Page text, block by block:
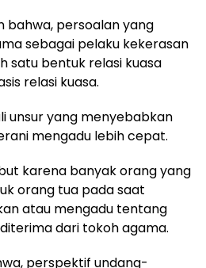
bahwa, persoalan yang
sebagai pelaku kekerasan
satu bentuk relasi kuasa
relasi kuasa.
unsur yang menyebabkan
mengadu lebih cepat.
karena banyak orang yang
orang tua pada saat
atau mengadu tentang
dari tokoh agama.
perspektif undang-